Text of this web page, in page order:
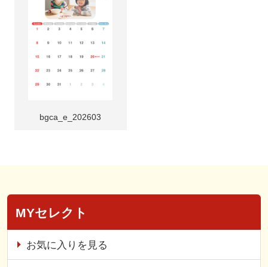
bgca_e_202603
MYセレクト
お気に入りを見る